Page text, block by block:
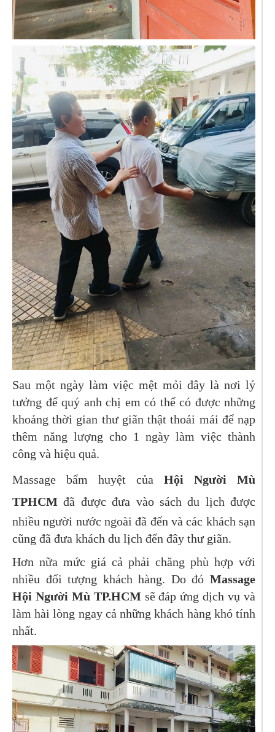
Sau một ngày làm việc mệt mỏi đây là nơi lý
tưởng để quý anh chị em có thể có được những
khoảng thời gian thư giãn thật thoải mái để nạp
thêm năng lượng cho 1 ngày làm việc thành
công và hiệu quả.
Massage bấm huyệt của Hội Người Mù
TPHCM đã được đưa vào sách du lịch được
nhiều người nước ngoài đã đến và các khách sạn
cũng đã đưa khách du lịch đến đây thư giãn.
Hơn nữa mức giá cả phải chăng phù hợp với
nhiều đối tượng khách hàng. Do đó Massage
Hội Người Mù TP.HCMsẽ đáp ứng dịch vụ và
làm hài lòng ngay cả những khách hàng khó tính
nhất.